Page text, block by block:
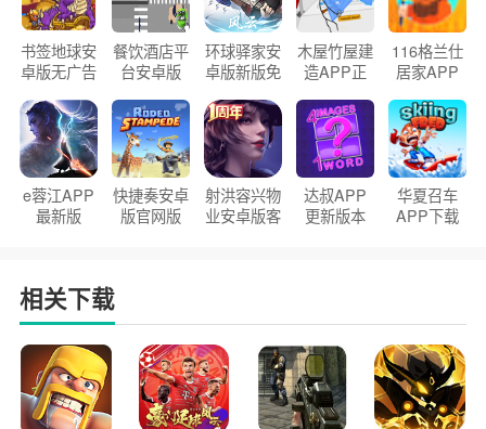
书签地球安
卓版无广告
餐饮酒店平
台安卓版
环球驿家安
卓版新版免
木屋竹屋建
造APP正
116格兰仕
居家APP
e蓉江APP
最新版
快捷奏安卓
版官网版
射洪容兴物
业安卓版客
达叔APP
更新版本
华夏召车
APP下载
相关下载